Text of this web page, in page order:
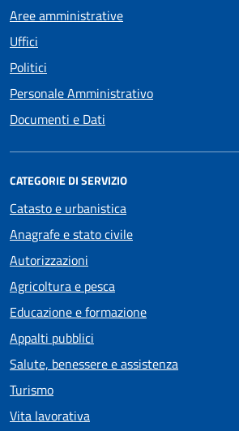
Aree amministrative
Uffici
Politici
Personale Amministrativo
Documenti e Dati
CATEGORIE DI SERVIZIO
Catasto e urbanistica
Anagrafe e stato civile
Autorizzazioni
Agricoltura e pesca
Educazione e formazione
Appalti pubblici
Salute, benessere e assistenza
Turismo
Vita lavorativa